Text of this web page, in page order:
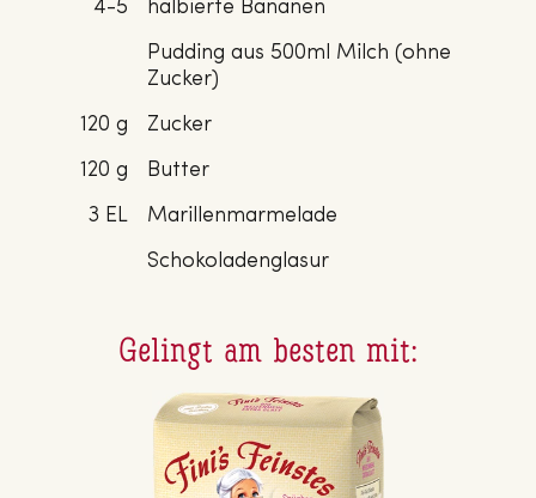
4-5
halbierte Bananen
Pudding aus 500ml Milch (ohne
Zucker)
120 g
Zucker
120 g
Butter
3 EL
Marillenmarmelade
Schokoladenglasur
Gelingt am besten mit: